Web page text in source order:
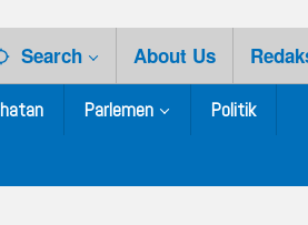
Search About Us
Parlemen Politik